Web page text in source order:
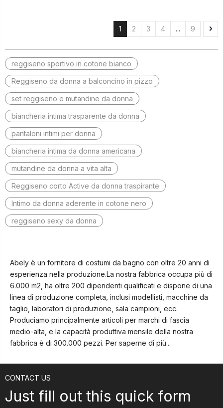
1 2 3 4 ... 9
reggiseno sportivo in cotone bianco
Reggiseno da donna a balconcino in pizzo
set reggiseno e mutandine da donna
biancheria intima trasparente da donna
pantaloni intimi per donna
biancheria intima da donna americana
mutandine da donna a vita alta
Reggiseno corto Active da donna traspirante
Intimo da donna aderente in cotone nero
reggiseno sexy da donna
Abely è un fornitore di costumi da bagno con oltre 20 anni di
esperienza nella produzione.La nostra fabbrica occupa più di
6.000 m2, ha oltre 200 dipendenti qualificati e dispone di una
linea di produzione completa, inclusi modellisti, macchine da
taglio, laboratori di produzione, sala campioni, ecc.
Produciamo principalmente articoli per marchi di fascia
medio-alta, e la capacità produttiva mensile della nostra
fabbrica è di 300.000 pezzi. Per saperne di più...
CONTACT US
Just fill out this quick form